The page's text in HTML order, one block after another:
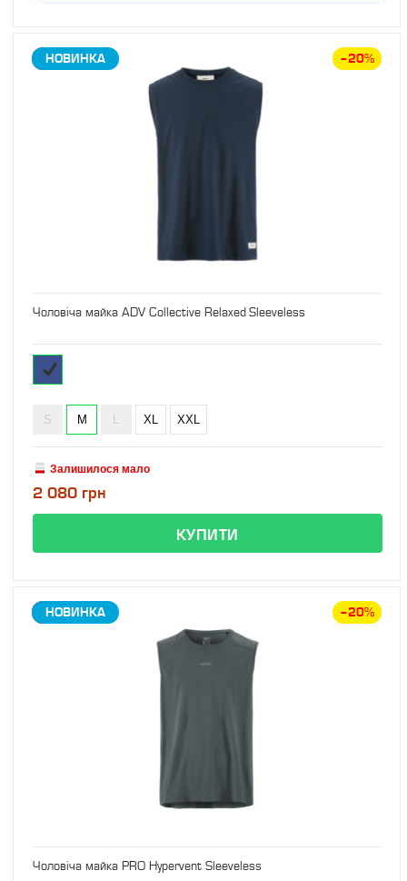
ЗНИЖКА –20%
НОВИНКА
Чоловіча майка ADV Collective Relaxed Sleeveless
S M L XL XXL
Залишилося мало
2 080 грн
ЗНИЖКА –20%
НОВИНКА
Чоловіча майка PRO Hypervent Sleeveless